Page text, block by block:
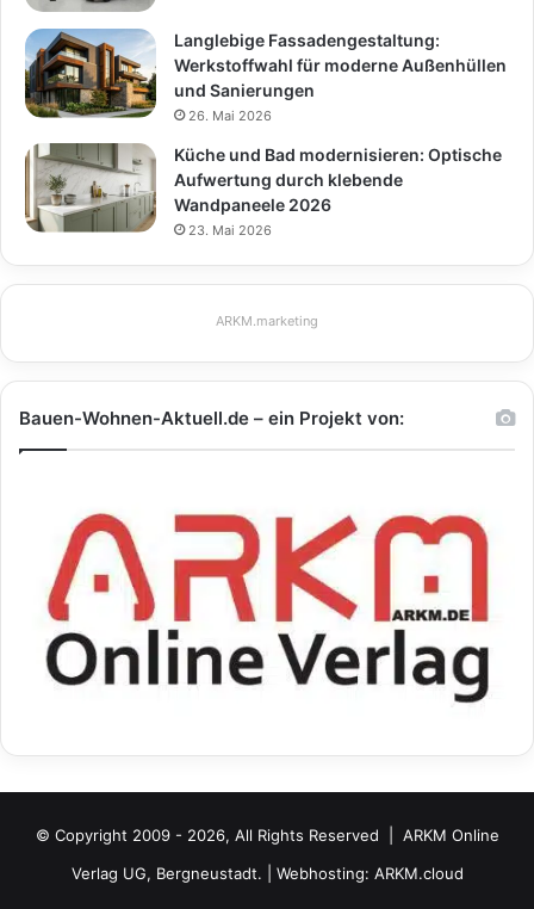
Langlebige Fassadengestaltung:
Werkstoffwahl für moderne Außenhüllen
und Sanierungen
26. Mai 2026
Küche und Bad modernisieren: Optische
Aufwertung durch klebende
Wandpaneele 2026
23. Mai 2026
ARKM.marketing
Bauen-Wohnen-Aktuell.de – ein Projekt von:
© Copyright 2009 - 2026, All Rights Reserved | ARKM Online
Verlag UG, Bergneustadt. | Webhosting: ARKM.cloud